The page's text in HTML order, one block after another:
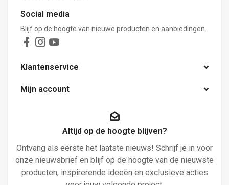
Social media
Blijf op de hoogte van nieuwe producten en aanbiedingen.
Klantenservice
Mijn account
Altijd op de hoogte blijven?
Ontvang als eerste het laatste nieuws! Schrijf je in voor
onze nieuwsbrief en blijf op de hoogte van de nieuwste
producten, inspirerende ideeën en exclusieve acties